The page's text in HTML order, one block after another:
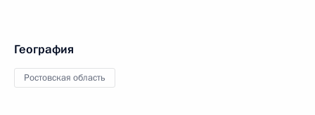
География
Ростовская область